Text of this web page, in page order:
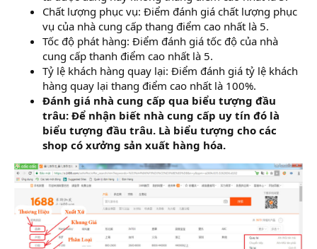
Chất lượng phục vụ: Điểm đánh giá chất lượng phục
vụ của nhà cung cấp thang điểm cao nhất là 5.
Tốc độ phát hàng: Điểm đánh giá tốc độ của nhà
cung cấp thanh điểm cao nhất là 5.
Tỷ lệ khách hàng quay lại: Điểm đánh giá tỷ lệ khách
hàng quay lại thang điểm cao nhất là 100%.
Đánh giá nhà cung cấp qua biểu tượng đầu
trâu: Để nhận biết nhà cung cấp uy tín đó là
biểu tượng đầu trâu. Là biểu tượng cho các
shop có xưởng sản xuất hàng hóa.